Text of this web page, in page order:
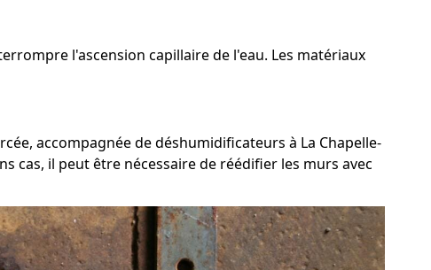
l'ascension capillaire de l'eau. Les matériaux
accompagnée de déshumidificateurs à La Chapelle-
cas, il peut être nécessaire de réédifier les murs avec